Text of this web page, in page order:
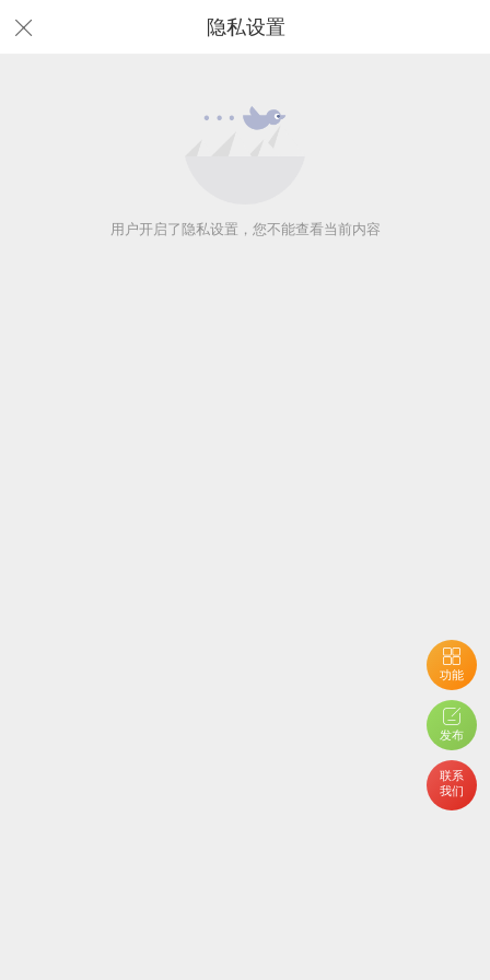
隐私设置
功能
发布
联系
我们
用户开启了隐私设置，您不能查看当前内容